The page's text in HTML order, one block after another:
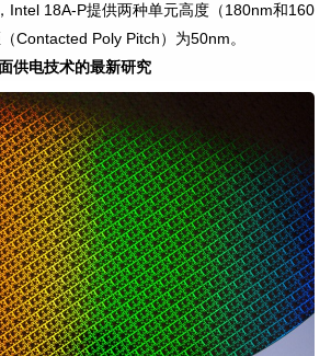
Intel 18A-P提供两种单元高度（180nm和160
Contacted Poly Pitch）为50nm。
供电技术的最新研究